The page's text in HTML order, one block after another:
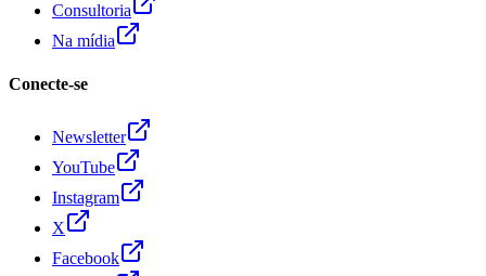
Consultoria
Na mídia
Conecte-se
Newsletter
YouTube
Instagram
X
Facebook